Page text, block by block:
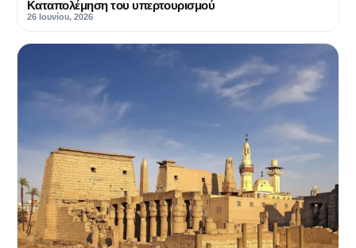
Καταπολέμηση του υπερτουρισμού
26 Ιουνίου, 2026